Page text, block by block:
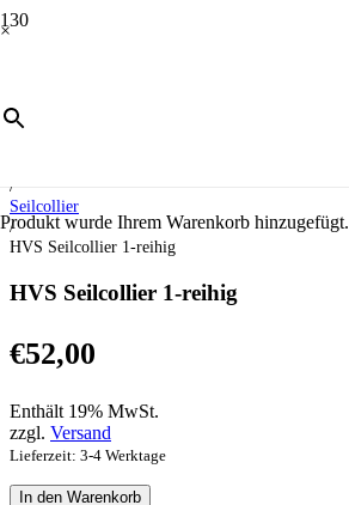
×
Produkt wurde Ihrem Warenkorb hinzugefügt.
/
Schmuck
/
Seilcollier
/
HVS Seilcollier 1-reihig
HVS Seilcollier 1-reihig
€52,00
Enthält 19% MwSt.
zzgl. Versand
Lieferzeit: 3-4 Werktage
HVS
In den Warenkorb